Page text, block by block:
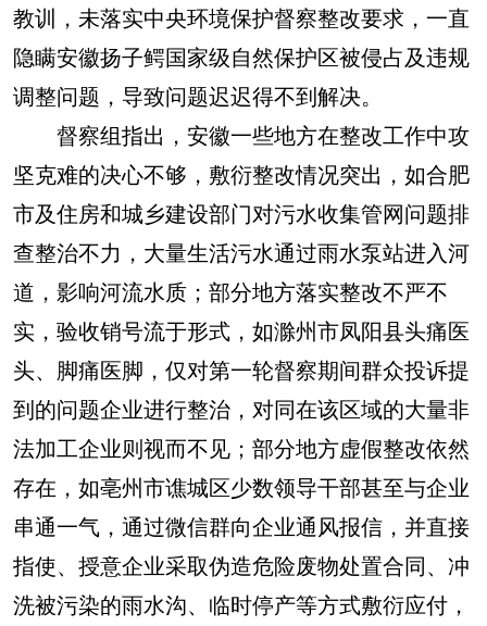
教训，未落实中央环境保护督察整改要求，一直
隐瞒安徽扬子鳄国家级自然保护区被侵占及违规
调整问题，导致问题迟迟得不到解决。
督察组指出，安徽一些地方在整改工作中攻
坚克难的决心不够，敷衍整改情况突出，如合肥
市及住房和城乡建设部门对污水收集管网问题排
查整治不力，大量生活污水通过雨水泵站进入河
道，影响河流水质；部分地方落实整改不严不
实，验收销号流于形式，如滁州市凤阳县头痛医
头、脚痛医脚，仅对第一轮督察期间群众投诉提
到的问题企业进行整治，对同在该区域的大量非
法加工企业则视而不见；部分地方虚假整改依然
存在，如亳州市谯城区少数领导干部甚至与企业
串通一气，通过微信群向企业通风报信，并直接
指使、授意企业采取伪造危险废物处置合同、冲
洗被污染的雨水沟、临时停产等方式敷衍应付，